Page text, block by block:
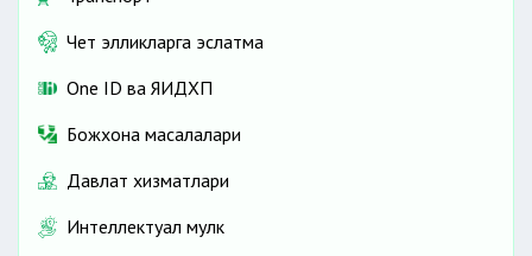
Чет элликларга эслатма
One ID ва ЯИДХП
Божхона масалалари
Давлат хизматлари
Интеллектуал мулк